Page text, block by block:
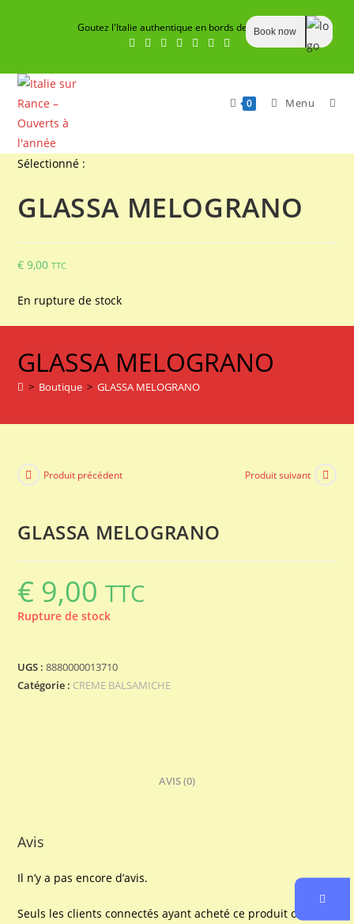
Goutez l'Italie authentique en bords de Rance
0 Menu
Sélectionné :
GLASSA MELOGRANO
€ 9,00 TTC
En rupture de stock
GLASSA MELOGRANO
> Boutique > GLASSA MELOGRANO
Produit précédent Produit suivant
GLASSA MELOGRANO
€ 9,00 TTC
Rupture de stock
UGS :8880000013710
Catégorie : CREME BALSAMICHE
AVIS (0)
Avis
Il n’y a pas encore d’avis.
Seuls les clients connectés ayant acheté ce produit ont la
Book now